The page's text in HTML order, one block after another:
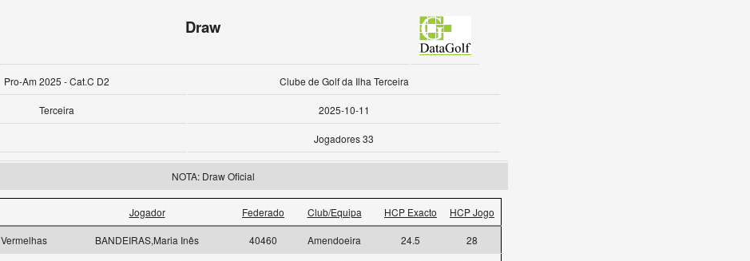
Draw
Pro-Am 2025 - Cat.C D2 Clube de Golf da Ilha Terceira
Terceira 2025-10-11
Jogadores 33
NOTA: Draw Oficial
Jogador Federado Club/Equipa HCP Exacto HCP Jogo
Vermelhas BANDEIRAS,Maria Inês 40460 Amendoeira 24.5
28